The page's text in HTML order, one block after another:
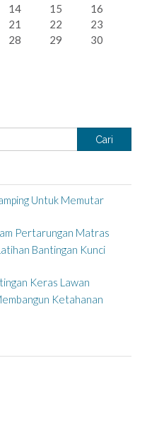
14 15
16
21 22
23
28 29
30
Cari
Untuk Memutar
Pertarungan Matras
Bantingan Kunci
Keras Lawan
Ketahanan